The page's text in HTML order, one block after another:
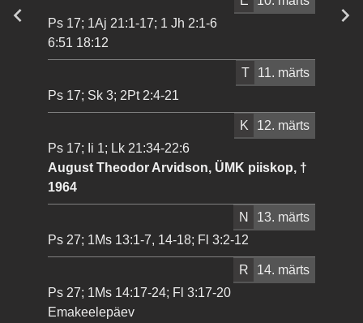
Ps 17; 1Aj 21:1-17; 1 Jh 2:1-6
6:51 18:12
T
11. märts
Ps 17; Sk 3; 2Pt 2:4-21
K
12. märts
Ps 17; Ii 1; Lk 21:34-22:6
August Theodor Arvidson, ÜMK piiskop, †
1964
N
13. märts
Ps 27; 1Ms 13:1-7, 14-18; Fl 3:2-12
R
14. märts
Ps 27; 1Ms 14:17-24; Fl 3:17-20
Emakeelepäev